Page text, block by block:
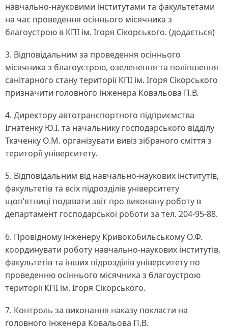
навчально-науковими інститутами та факультетами
на час проведення осіннього місячника з
благоустрою в КПІ ім. Ігоря Сікорського. (додається)
3. Відповідальним за проведення осіннього
місячника з благоустрою, озеленення та поліпшення
санітарного стану території КПІ ім. Ігоря Сікорського
призначити головного інженера Ковальова П.В.
4. Директору автотранспортного підприємства
Ігнатенку Ю.І. та начальнику господарського відділу
Ткаченку О.М. організувати вивіз зібраного сміття з
території університету.
5. Відповідальним від навчально-наукових інститутів,
факультетів та всіх підрозділів університету
щоп’ятниці подавати звіт про виконану роботу в
департамент господарської роботи за тел. 204-95-88.
6. Провідному інженеру Кривокобильському О.Ф.
координувати роботу навчально-наукових інститутів,
факультетів та інших підрозділів університету по
проведенню осіннього місячника з благоустрою
території КПІ ім. Ігоря Сікорського.
7. Контроль за виконання наказу покласти на
головного інженера Ковальова П.В.